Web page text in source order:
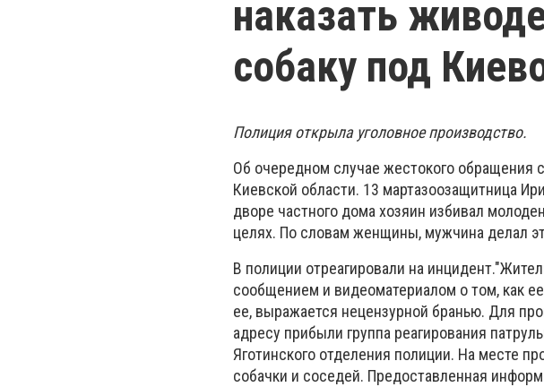
наказать
собаку под
Полиция открыла уголовное производство.
Об очередном случае жестокого обращения
Киевской области. 13 мартазоозащитница
дворе частного дома хозяин избивал
целях. По словам женщины, мужчина делал
В полиции отреагировали на
сообщением и видеоматериалом о том, как
ее, выражается нецензурной бранью. Для
адресу прибыли группа реагирования
Яготинского отделения полиции. На месте
собачки и соседей. Предоставленная